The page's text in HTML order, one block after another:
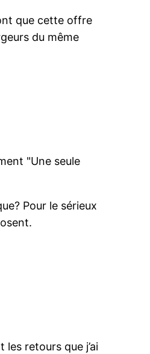
que cette offre
du même
"Une seule
Pour le sérieux
retours que j’ai